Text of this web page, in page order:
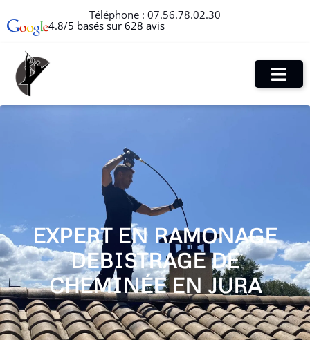
Téléphone : 07.56.78.02.30
4.8/5 basés sur 628 avis
EXPERT EN RAMONAGE
DEBISTRAGE DE
CHEMINÉE EN JURA